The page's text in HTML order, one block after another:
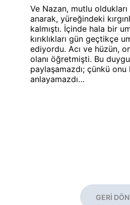
Ve Nazan, mutlu oldukları
anarak, yüreğindeki
kalmıştı. İçinde hala bir
kırıklıkları gün geçtikçe
ediyordu. Acı ve hüzün,
olanı öğretmişti. Bu
paylaşamazdı; çünkü
anlayamazdı…
GERİ DÖN